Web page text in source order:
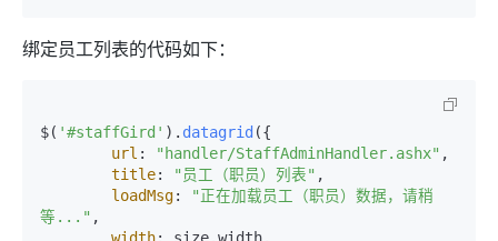
绑定员工列表的代码如下：
$( '#staffGird' ). datagrid ({
url : "handler/StaffAdminHandler.ashx" ,
title: "员工（职员）列表" ,
loadMsg:
"正在加载员工（职员）数据，请稍
等..." ,